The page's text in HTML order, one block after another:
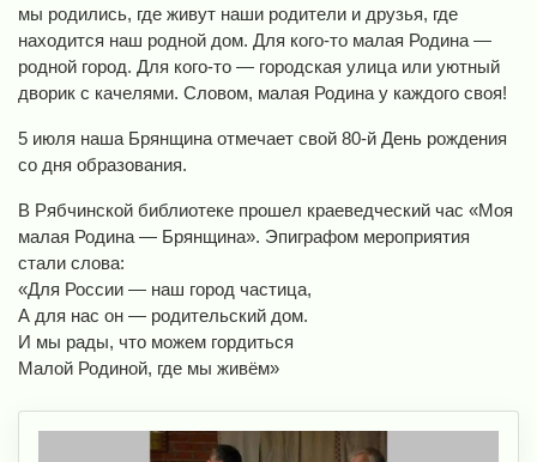
мы родились, где живут наши родители и друзья, где
находится наш родной дом. Для кого-то малая Родина —
родной город. Для кого-то — городская улица или уютный
дворик с качелями. Словом, малая Родина у каждого своя!
5 июля наша Брянщина отмечает свой 80-й День рождения
со дня образования.
В Рябчинской библиотеке прошел краеведческий час «Моя
малая Родина — Брянщина». Эпиграфом мероприятия
стали слова:
«Для России — наш город частица,
А для нас он — родительский дом.
И мы рады, что можем гордиться
Малой Родиной, где мы живём»